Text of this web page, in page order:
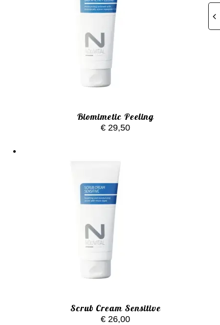
Biomimetic Peeling
€ 29,50
Scrub Cream Sensitive
€ 26,00